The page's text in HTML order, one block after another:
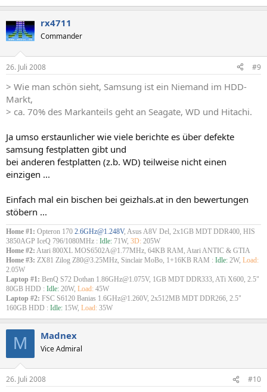
rx4711
Commander
26. Juli 2008 #9
> Wie man schön sieht, Samsung ist ein Niemand im HDD-
Markt,
> ca. 70% des Markanteils geht an Seagate, WD und Hitachi.
Ja umso erstaunlicher wie viele berichte es über defekte
samsung festplatten gibt und
bei anderen festplatten (z.b. WD) teilweise nicht einen
einzigen ...
Einfach mal ein bischen bei geizhals.at in den bewertungen
stöbern ...
Home #1: Opteron 170 2.6GHz@1.248V, Asus A8V Del, 2x1GB MDT DDR400, HIS
3850AGP IceQ 796/1080MHz : Idle: 71W, 3D: 205W
Home #2: Atari 800XL MOS6502A@1.77MHz, 64KB RAM, Atari ANTIC & GTIA
Home #3: ZX81 Zilog Z80@3.25MHz, Sinclair MoBo, 1+16KB RAM : Idle: 2W, Load:
2.05W
Laptop #1: BenQ S72 Dothan 1.86GHz@1.075V, 1GB MDT DDR333, ATi X600, 2.5"
80GB HDD : Idle: 20W, Load: 45W
Laptop #2: FSC S6120 Banias 1.6GHz@1.260V, 2x512MB MDT DDR266, 2.5"
160GB HDD : Idle: 15W, Load: 35W
M Madnex
Vice Admiral
26. Juli 2008 #10